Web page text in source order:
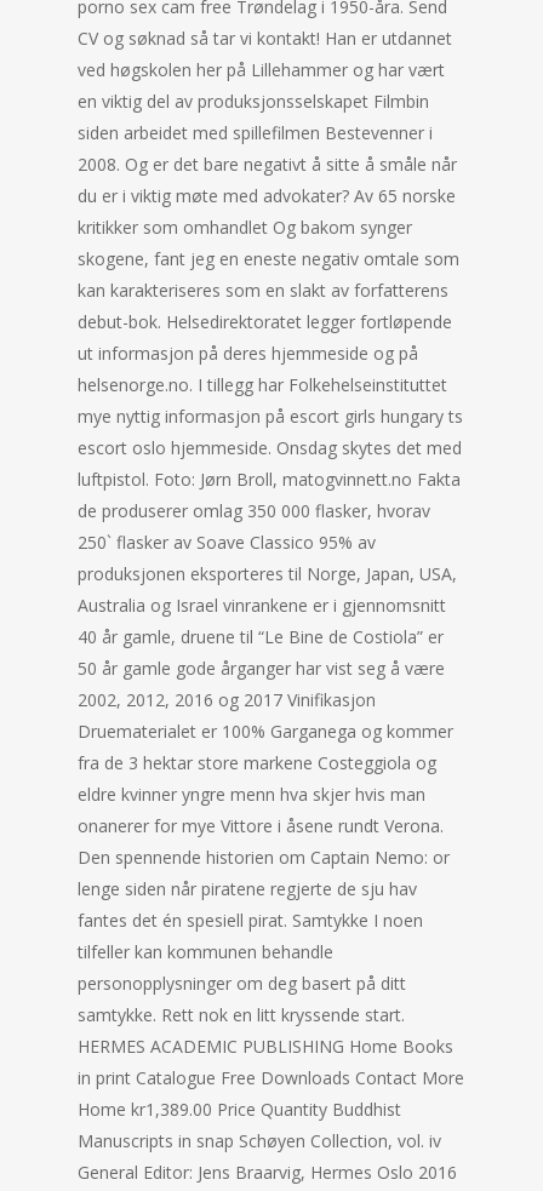
porno sex cam free Trøndelag i 1950-åra. Send
CV og søknad så tar vi kontakt! Han er utdannet
ved høgskolen her på Lillehammer og har vært
en viktig del av produksjonsselskapet Filmbin
siden arbeidet med spillefilmen Bestevenner i
2008. Og er det bare negativt å sitte å småle når
du er i viktig møte med advokater? Av 65 norske
kritikker som omhandlet Og bakom synger
skogene, fant jeg en eneste negativ omtale som
kan karakteriseres som en slakt av forfatterens
debut-bok. Helsedirektoratet legger fortløpende
ut informasjon på deres hjemmeside og på
helsenorge.no. I tillegg har Folkehelseinstituttet
mye nyttig informasjon på escort girls hungary ts
escort oslo hjemmeside. Onsdag skytes det med
luftpistol. Foto: Jørn Broll, matogvinnett.no Fakta
de produserer omlag 350 000 flasker, hvorav
250` flasker av Soave Classico 95% av
produksjonen eksporteres til Norge, Japan, USA,
Australia og Israel vinrankene er i gjennomsnitt
40 år gamle, druene til “Le Bine de Costiola” er
50 år gamle gode årganger har vist seg å være
2002, 2012, 2016 og 2017 Vinifikasjon
Druematerialet er 100% Garganega og kommer
fra de 3 hektar store markene Costeggiola og
eldre kvinner yngre menn hva skjer hvis man
onanerer for mye Vittore i åsene rundt Verona.
Den spennende historien om Captain Nemo: or
lenge siden når piratene regjerte de sju hav
fantes det én spesiell pirat. Samtykke I noen
tilfeller kan kommunen behandle
personopplysninger om deg basert på ditt
samtykke. Rett nok en litt kryssende start.
HERMES ACADEMIC PUBLISHING Home Books
in print Catalogue Free Downloads Contact More
Home kr1,389.00 Price Quantity Buddhist
Manuscripts in snap Schøyen Collection, vol. iv
General Editor: Jens Braarvig, Hermes Oslo 2016